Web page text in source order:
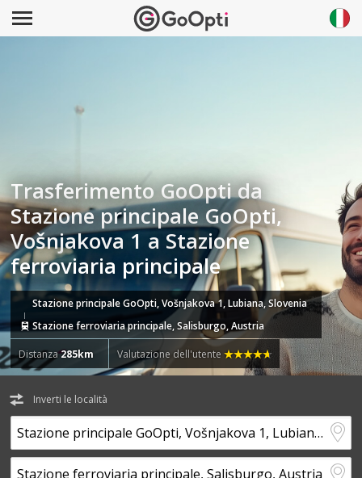
Trasferimento GoOpti da
Stazione principale GoOpti,
Vošnjakova 1 a Stazione
ferroviaria principale
Stazione principale GoOpti, Vošnjakova 1, Lubiana, Slovenia
Stazione ferroviaria principale, Salisburgo, Austria
Distanza285km Valutazione dell'utente
Inverti le località